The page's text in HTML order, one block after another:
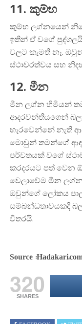
11. කුම්භ
කුම්භ ලග්නයෙන්
ඉතින් ඒ වගේ
වලට කැමති නෑ.
ස්ථාවරත්වය සහ
12. මීන
මීන ලග්න හිමියන්
ආදරවන්තියගෙන්
හැරවෙන්නේ නැති
මොවුන් තමන්ගේ
පර්වතයක් වගේ
කරදරයට පත් වෙන
වෙලාවේම මීන
ඔවුන්ගේ ලෝකය
සම්බන්ධතාවයකදී
විතරයි.
Source
320
SHARES